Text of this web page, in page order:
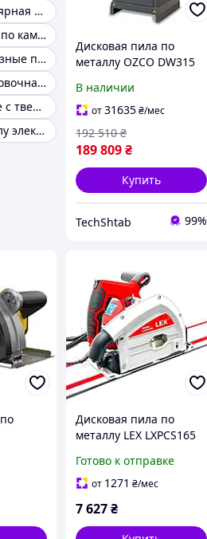
Ручная циркулярная пила по металлу
Пила дисковая по камню
Дисковые отрезные пилы
Дисковая торцовочная пила по металлу
Пилы дисковые с твердосплавными пластинами
Пила по металлу электрическая дисковая
Дисковая пила по
металлу OZCO DW315
В наличии
от31635₴/мес
189 809₴
192 510 ₴
Купить
TechShtab 99%
Дисковая пила по
металлу LEX LXPCS165
Готово к отправке
от 1271 ₴/мес
7 627₴